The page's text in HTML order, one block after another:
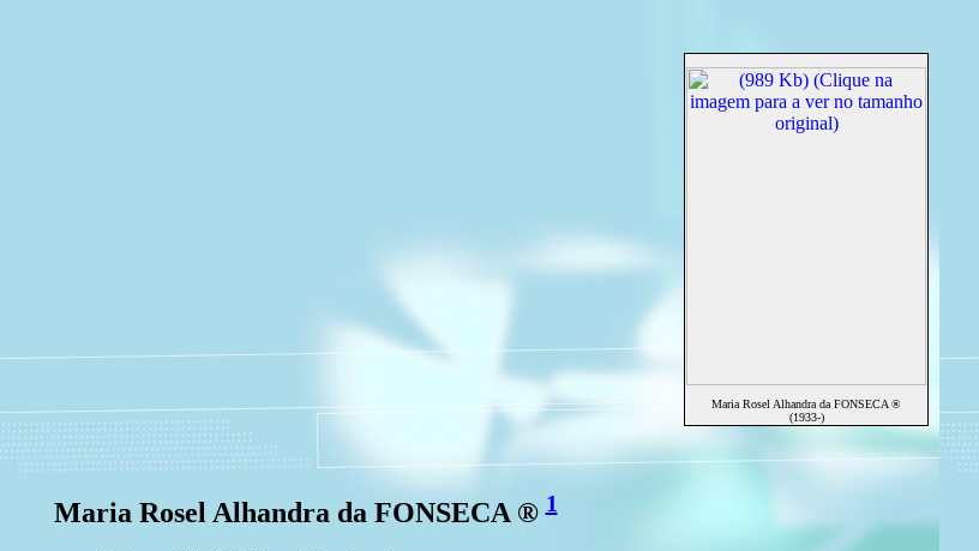
Maria Rosel Alhandra da FONSECA ®
(1933-)
Maria Rosel Alhandra da FONSECA ®1